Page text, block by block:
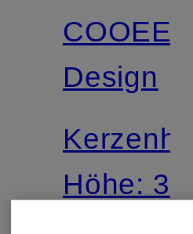
COOEE
Design
Höhe: 3